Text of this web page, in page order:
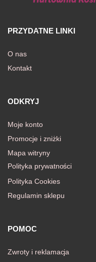
PRZYDATNE LINKI
O nas
Kontakt
ODKRYJ
Moje konto
Promocje i zniżki
Mapa witryny
Polityka prywatności
Polityka Cookies
Regulamin sklepu
POMOC
Zwroty i reklamacja